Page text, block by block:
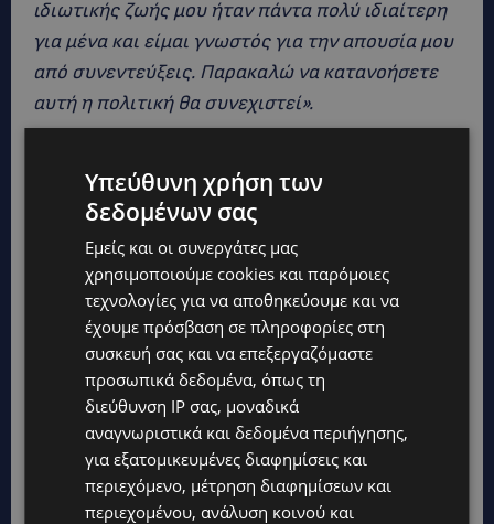
ιδιωτικής ζωής μου ήταν πάντα πολύ ιδιαίτερη
για μένα και είμαι γνωστός για την απουσία μου
από συνεντεύξεις. Παρακαλώ να κατανοήσετε
αυτή η πολιτική θα συνεχιστεί».
«Θα ήθελα να
επιβεβαιώσω ότι έχω
βγει θετικός στον ιό
HIV και έχω AIDS»
Το βράδυ της 24ης Νοεμβρίου 1991, λίγο
περισσότερες από 24 ώρες μετά την
δημοσίευση της δήλωσης αυτής, ο Μέρκιουρι
πέθανε σε ηλικία 45 ετών στο σπίτι του στο
Κένσινγκτον. Η επίσημη αιτία του θανάτου
ήταν αδυναμία του οργανισμού λόγω AIDS να
Υπεύθυνη χρήση των
δεδομένων σας
Εμείς και οι συνεργάτες μας
χρησιμοποιούμε cookies και παρόμοιες
τεχνολογίες για να αποθηκεύουμε και να
έχουμε πρόσβαση σε πληροφορίες στη
συσκευή σας και να επεξεργαζόμαστε
προσωπικά δεδομένα, όπως τη
διεύθυνση IP σας, μοναδικά
αναγνωριστικά και δεδομένα περιήγησης,
για εξατομικευμένες διαφημίσεις και
περιεχόμενο, μέτρηση διαφημίσεων και
περιεχομένου, ανάλυση κοινού και